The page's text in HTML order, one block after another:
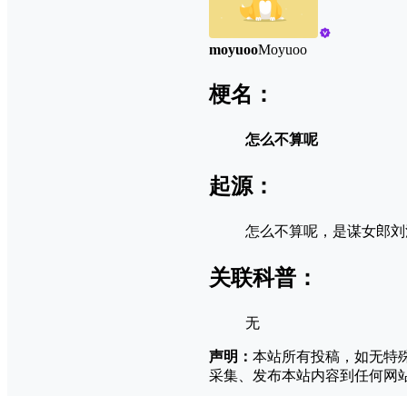
moyuooMoyuoo
梗名：
怎么不算呢
起源：
怎么不算呢，是谋‌‌‌‌‌‌‌‌‌‌‌‌女郎
关联科普：
无
声明： 本站所有投稿，如无特
采集、发布本站内容到任何网